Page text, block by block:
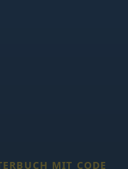
MIT CODE